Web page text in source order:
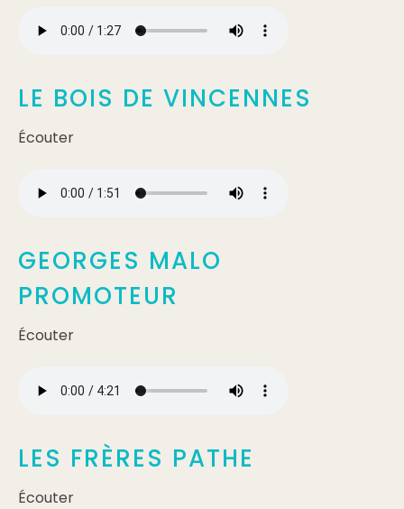
LE BOIS DE VINCENNES
Écouter
GEORGES MALO
PROMOTEUR
Écouter
LES FRÈRES PATHE
Écouter